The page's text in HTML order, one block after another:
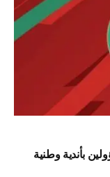
بأندية وطنية